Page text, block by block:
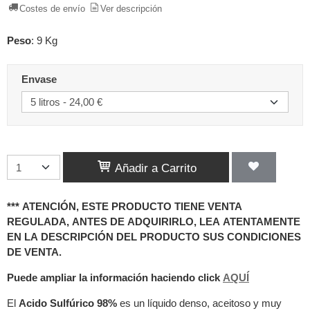
Costes de envío Ver descripción
Peso: 9 Kg
Envase
Añadir a Carrito
*** ATENCIÓN, ESTE PRODUCTO TIENE VENTA
REGULADA, ANTES DE ADQUIRIRLO, LEA ATENTAMENTE
EN LA DESCRIPCIÓN DEL PRODUCTO SUS CONDICIONES
DE VENTA.
Puede ampliar la información haciendo click AQUÍ
El Acido Sulfúrico 98% es un líquido denso, aceitoso y muy